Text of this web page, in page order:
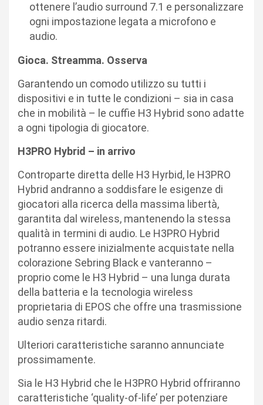
ottenere l’audio surround 7.1 e personalizzare
ogni impostazione legata a microfono e
audio.
Gioca. Streamma. Osserva
Garantendo un comodo utilizzo su tutti i
dispositivi e in tutte le condizioni – sia in casa
che in mobilità – le cuffie H3 Hybrid sono adatte
a ogni tipologia di giocatore.
H3PRO Hybrid – in arrivo
Controparte diretta delle H3 Hyrbid, le H3PRO
Hybrid andranno a soddisfare le esigenze di
giocatori alla ricerca della massima libertà,
garantita dal wireless, mantenendo la stessa
qualità in termini di audio. Le H3PRO Hybrid
potranno essere inizialmente acquistate nella
colorazione Sebring Black e vanteranno –
proprio come le H3 Hybrid – una lunga durata
della batteria e la tecnologia wireless
proprietaria di EPOS che offre una trasmissione
audio senza ritardi.
Ulteriori caratteristiche saranno annunciate
prossimamente.
Sia le H3 Hybrid che le H3PRO Hybrid offriranno
caratteristiche ‘quality-of-life’ per potenziare